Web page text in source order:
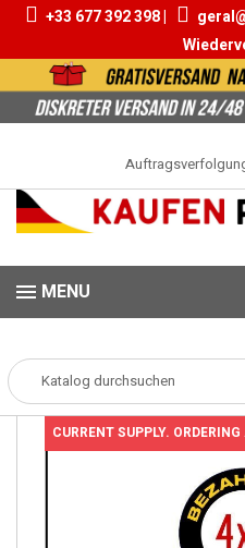
+33 677 392 398 |
MENU
Popper Poppers Packs PACK 4
CURRENT SUPPLY.